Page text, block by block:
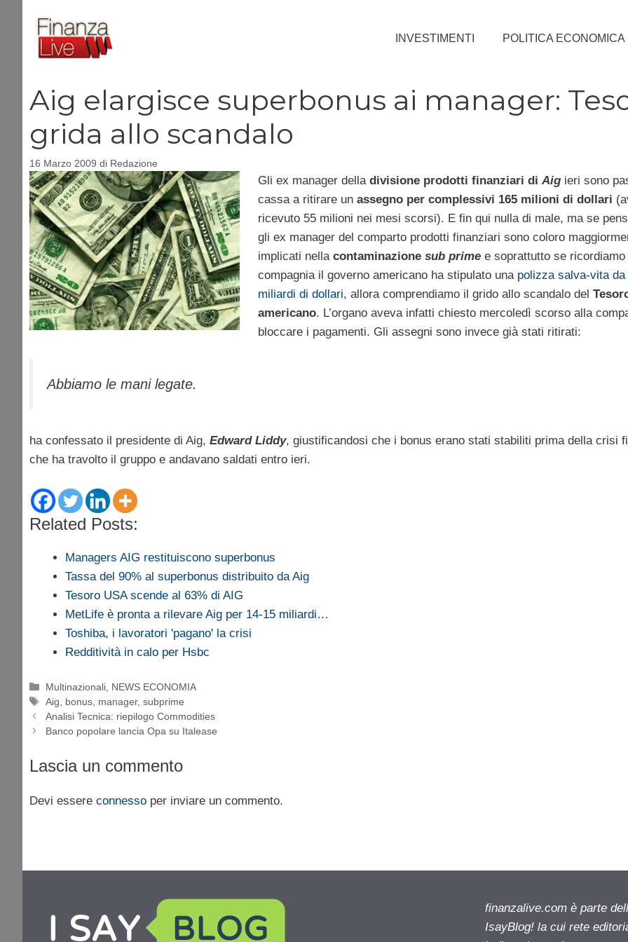
contenuto
INVESTIMENTI POLITICA ECONOMICA
Aig elargisce superbonus ai manager:
grida allo scandalo
16 Marzo 2009 di Redazione
Gli ex manager della divisione prodotti finanziari di Aigieri sono
cassa a ritirare un assegno per complessivi 165 milioni di dollari
ricevuto 55 milioni nei mesi scorsi). E fin qui nulla di male, ma se
gli ex manager del comparto prodotti finanziari sono coloro
implicati nella contaminazione sub prime e soprattutto se ricordiamo
compagnia il governo americano ha stipulato una polizza salva-vita da
miliardi di dollari, allora comprendiamo il grido allo scandalo del
americano. L’organo aveva infatti chiesto mercoledì scorso alla
bloccare i pagamenti. Gli assegni sono invece già stati ritirati:
Abbiamo le mani legate.
ha confessato il presidente di Aig, Edward Liddy, giustificandosi che i bonus erano stati stabiliti prima della crisi
che ha travolto il gruppo e andavano saldati entro ieri.
Related Posts:
Managers AIG restituiscono superbonus
Tassa del 90% al superbonus distribuito da Aig
Tesoro USA scende al 63% di AIG
MetLife è pronta a rilevare Aig per 14-15 miliardi…
Toshiba, i lavoratori 'pagano' la crisi
Redditività in calo per Hsbc
Categorie
Multinazionali NEWS ECONOMIA
Tag
Aig bonus manager,subprime
Analisi Tecnica: riepilogo Commodities
Banco popolare lancia Opa su Italease
Lascia un commento
Devi essere connesso per inviare un commento.
finanzalive.com è parte
IsayBlog! la cui rete